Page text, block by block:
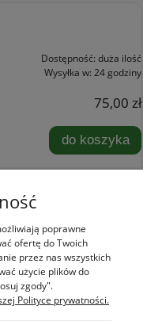
Dostępność: duża ilość
Wysyłka w: 24 godziny
75,00 zł
do koszyka
poprawne
ofertę do Twoich
przez nas wszystkich
użycie plików do
zgody".
Polityce prywatności.